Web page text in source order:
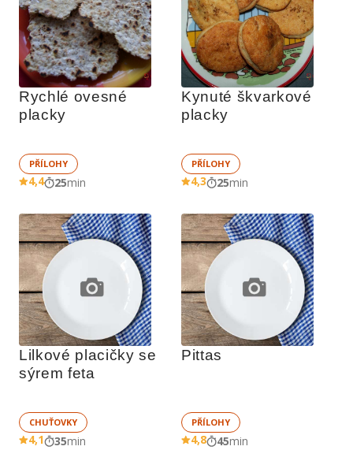
Rychlé ovesné
placky
PŘÍLOHY
4,4 25min
Kynuté škvarkové
placky
PŘÍLOHY
4,3 25min
Lilkové placičky se
sýrem feta
CHUŤOVKY
4,1 35min
Pittas
PŘÍLOHY
4,8 45min